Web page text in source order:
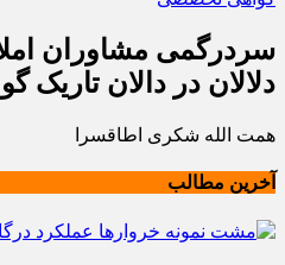
سردرگمی مشاوران
دلالان در دالان
همت الله شکری اطاقسرا
آخرین مطالب